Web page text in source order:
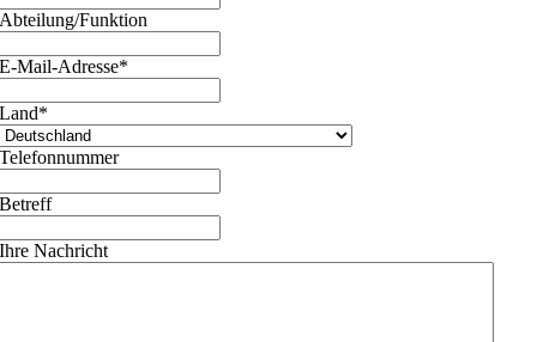
Abteilung/Funktion
E-Mail-Adresse*
Land*
Telefonnummer
Betreff
Ihre Nachricht